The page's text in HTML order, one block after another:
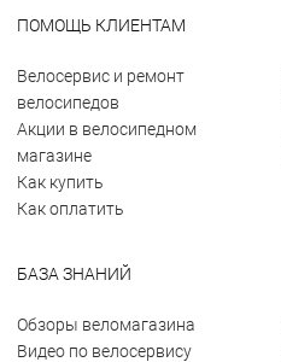
ПОМОЩЬ КЛИЕНТАМ
Велосервис и ремонт
велосипедов
Акции в велосипедном
магазине
Как купить
Как оплатить
БАЗА ЗНАНИЙ
Обзоры веломагазина
Видео по велосервису